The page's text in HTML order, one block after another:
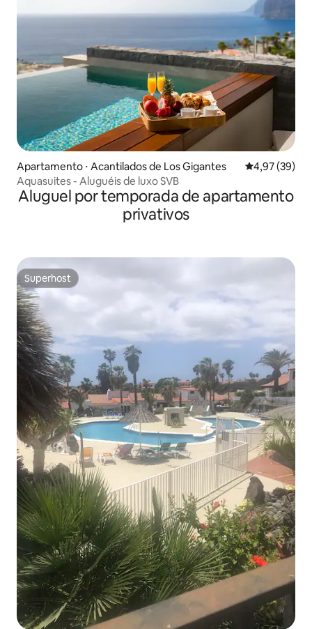
Apartamento ⋅ Acantilados de Los Gigantes 4,97 de uma
4,97 (39)
Aquasuites - Aluguéis de luxo SVB
Aluguel por temporada de apartamento
privativos
Superhost
Superhost